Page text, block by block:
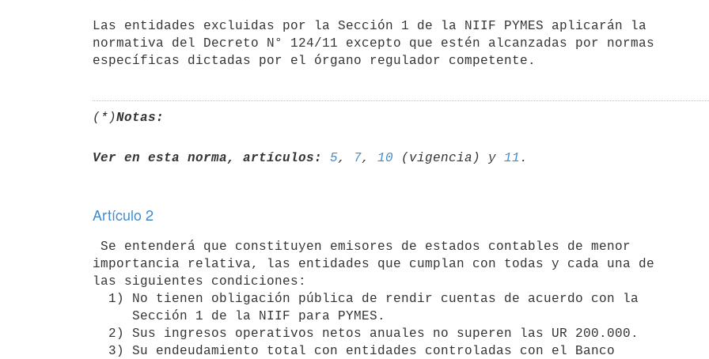
Las entidades excluidas por la Sección 1 de la NIIF PYMES aplicarán la
normativa del Decreto N° 124/11 excepto que estén alcanzadas por normas
(*)Notas:
Ver en esta norma, artículos: 5, 7, 10 (vigencia) y 11
Artículo 2
importancia relativa, las entidades que cumplan con todas y cada una de
las siguientes condiciones: